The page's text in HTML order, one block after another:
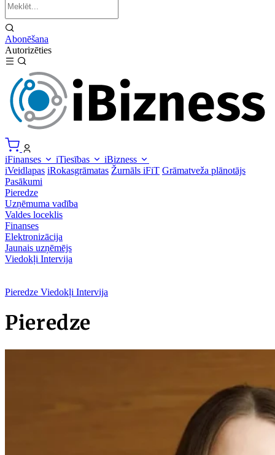
Abonēšana
Autorizēties
iFinanses iTiesības
iBizness
iVeidlapas iRokasgrāmatas Žurnāls iFiT Grāmatveža plānotājs
Pasākumi
Pieredze
Uzņēmuma vadība
Valdes loceklis
Finanses
Elektronizācija
Jaunais uzņēmējs
Viedokļi Intervija
Pieredze Viedokļi Intervija
Pieredze